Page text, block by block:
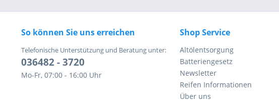
So können Sie uns erreichen
Telefonische Unterstützung und Beratung unter:
036482 - 3720
Mo-Fr, 07:00 - 16:00 Uhr
Shop Service
Altölentsorgung
Batteriengesetz
Newsletter
Reifen Informationen
Über uns